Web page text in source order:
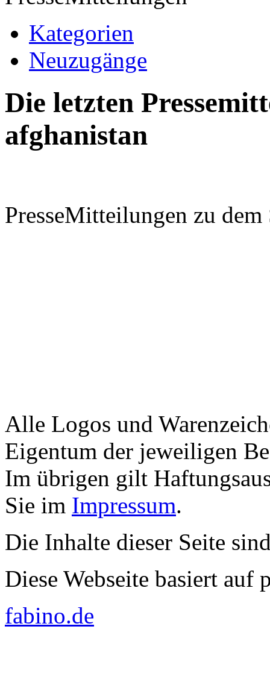
Kategorien
Neuzugänge
Die letzten
afghanistan
PresseMitteilungen zu
Alle Logos und
Eigentum der jeweiligen
Im übrigen gilt
Sie im Impressum.
Die Inhalte dieser Seite
Diese Webseite basiert auf
fabino.de